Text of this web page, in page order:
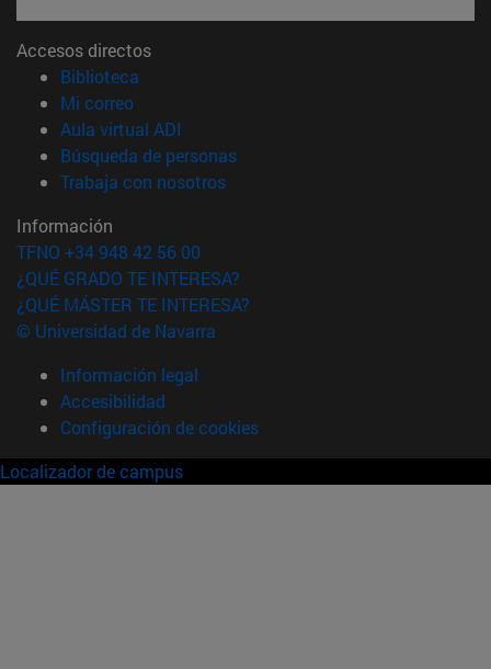
Accesos directos
Biblioteca
Mi correo(abre en nueva ventana)
Aula virtual ADI
Búsqueda de personas(abre en nueva ventana)
Trabaja con nosotros(abre en nueva ventana)
Información
TFNO +34 948 42 56 00
¿QUÉ GRADO TE INTERESA?
¿QUÉ MÁSTER TE INTERESA?
© Universidad de Navarra
Información legal
Accesibilidad
Configuración de cookies
Localizador de campus